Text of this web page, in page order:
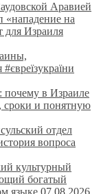
Аравией
на
для Израиля
почему в Израиле
сроки и понятную
отдел
вопроса
культурный
богатый
языке 07.08.2026